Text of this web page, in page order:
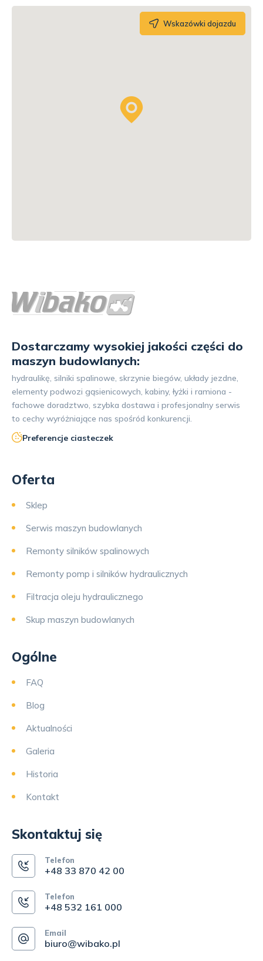
Wskazówki dojazdu
Dostarczamy wysokiej jakości części do
maszyn budowlanych:
hydraulikę, silniki spalinowe, skrzynie biegów, układy jezdne,
elementy podwozi gąsienicowych, kabiny, łyżki i ramiona -
fachowe doradztwo, szybka dostawa i profesjonalny serwis
to cechy wyróżniające nas spośród konkurencji.
Preferencje ciasteczek
Oferta
Sklep
Serwis maszyn budowlanych
Remonty silników spalinowych
Remonty pomp i silników hydraulicznych
Filtracja oleju hydraulicznego
Skup maszyn budowlanych
Ogólne
FAQ
Blog
Aktualności
Galeria
Historia
Kontakt
Skontaktuj się
Telefon
+48 33 870 42 00
Telefon
+48 532 161 000
Email
biuro@wibako.pl